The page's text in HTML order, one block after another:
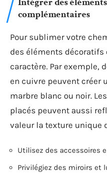
complémentaires
Pour sublimer votre
des éléments décoratifs
caractère. Par exemple,
en cuivre peuvent créer
marbre blanc ou noir.
placés peuvent aussi
valeur la texture unique
Utilisez des accessoires
Privilégiez des miroirs et